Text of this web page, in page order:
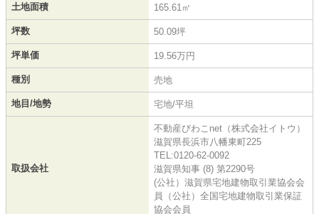
土地面積 165.61㎡
坪数 50.09坪
坪単価 19.56万円
種別 売地
地目/地勢 宅地/平坦
取扱会社
不動産びわこnet（株式会社イトウ）
滋賀県長浜市八幡東町225
TEL:0120-62-0092
滋賀県知事 (8) 第2290号
(公社）滋賀県宅地建物取引業協会会
員（公社）全国宅地建物取引業保証
協会会員